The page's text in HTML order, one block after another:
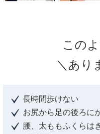
この
＼あり
長時間歩けない
お尻から足の後ろに
腰、太ももふくらは